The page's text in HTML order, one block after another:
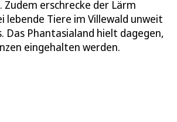
. Zudem erschrecke der Lärm
lebende Tiere im Villewald unweit
Das Phantasialand hielt dagegen,
eingehalten werden.